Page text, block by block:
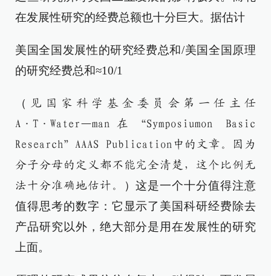
在发展性研究的经费总额也十分巨大。据估计
美国全国发展性的研究经费总和/美国全国原理
的研究经费总和≈10/1
（
见国家科学基金委员会第一任主任
A·T·Water—man在“Symposiumon Basic
Research”AAAS Publication中的文章。因为
分子分母的定义都不能完全清楚，这个比例无
法十分准确地估计。
）这是一个十分值得注意
值得思考的数字：它显示了美国科研经费除去
产品研究以外，绝大部分是用在发展性的研究
上面。